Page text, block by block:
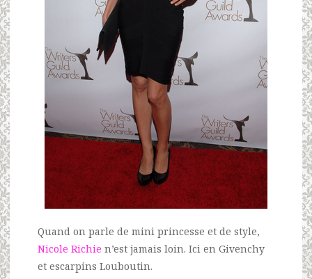
Quand on parle de mini princesse et de style,
Nicole Richie n’est jamais loin. Ici en Givenchy
et escarpins Louboutin.